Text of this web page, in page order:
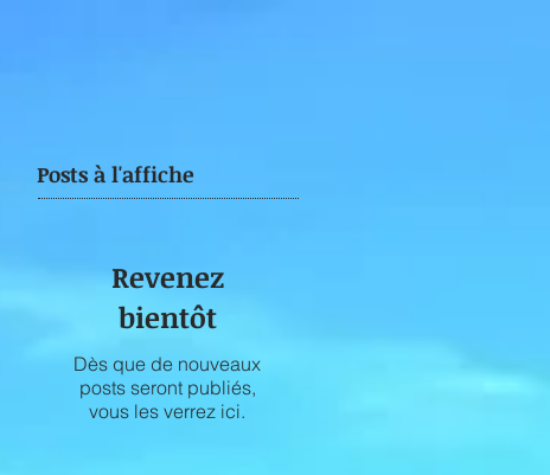
Posts à l'affiche
Revenez
bientôt
Dès que de nouveaux
posts seront publiés,
vous les verrez ici.